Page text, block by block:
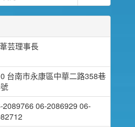
芸理事長
台南市永康區中華二路358巷
2089766 06-2086929 06-